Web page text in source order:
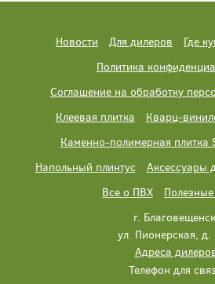
Новости Для дилеров Где
Политика
Соглашение на обработку
Клеевая плитка
Кварц-
Каменно-полимерная плитка
Напольный плинтус
Аксессуары
Все о ПВХ
Полезные
г.
ул. Пионерская,
Адреса
Телефон для